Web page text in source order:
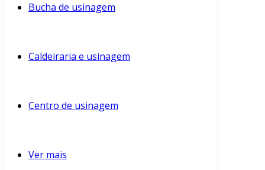
Bucha de usinagem
Caldeiraria e usinagem
Centro de usinagem
Ver mais